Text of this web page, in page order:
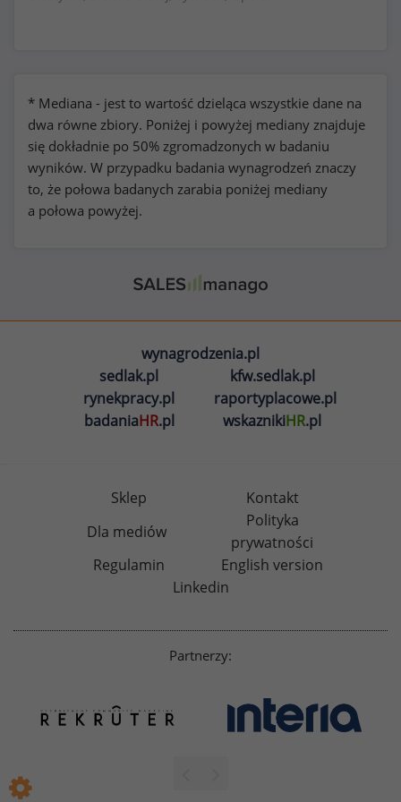
* Mediana - jest to wartość dzieląca wszystkie dane na
dwa równe zbiory. Poniżej i powyżej mediany znajduje
się dokładnie po 50% zgromadzonych w badaniu
wyników. W przypadku badania wynagrodzeń znaczy
to, że połowa badanych zarabia poniżej mediany
a połowa powyżej.
wynagrodzenia.pl
sedlak.pl
kfw.sedlak.pl
rynekpracy.pl
raportyplacowe.pl
badaniaHR.pl wskaznikiHR.pl
Sklep
Kontakt
Dla mediów
Polityka
prywatności
Regulamin
English version
Linkedin
Partnerzy: